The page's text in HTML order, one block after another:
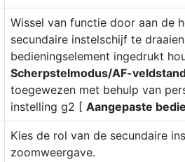
Wissel van functie door aan de
secundaire instelschijf te
bedieningselement ingedrukt
Scherpstelmodus/AF-
toegewezen met behulp van
instelling g2 [ Aangepaste
Kies de rol van de secundaire
zoomweergave.